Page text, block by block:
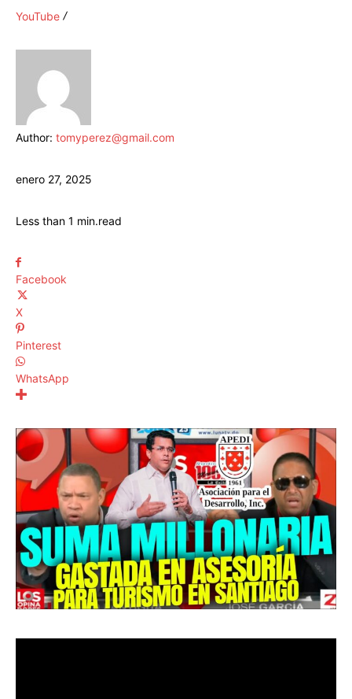
YouTube
Author: tomyperez@gmail.com
enero 27, 2025
Less than 1 min.read
Facebook
X
Pinterest
WhatsApp